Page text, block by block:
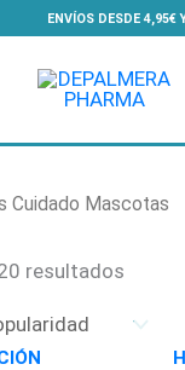
ENVÍOS DESDE 4,95€
Cuidado Mascotas
resultados
por